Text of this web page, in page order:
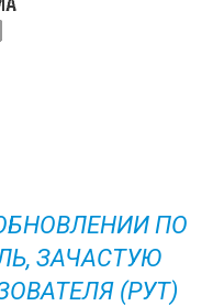
ПО
ЗАЧАСТУЮ
(РУТ)